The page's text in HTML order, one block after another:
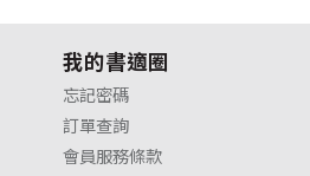
我的書適圈
忘記密碼
訂單查詢
會員服務條款